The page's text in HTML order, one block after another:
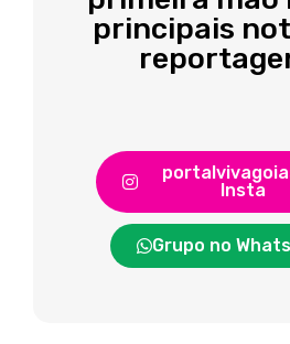
principais
Insta
Grupo no